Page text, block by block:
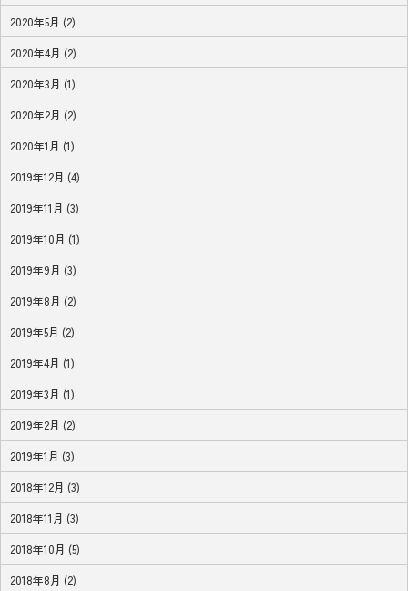
2020年5月 (2)
2020年4月 (2)
2020年3月 (1)
2020年2月 (2)
2020年1月 (1)
2019年12月 (4)
2019年11月 (3)
2019年10月 (1)
2019年9月 (3)
2019年8月 (2)
2019年5月 (2)
2019年4月 (1)
2019年3月 (1)
2019年2月 (2)
2019年1月 (3)
2018年12月 (3)
2018年11月 (3)
2018年10月 (5)
2018年8月 (2)